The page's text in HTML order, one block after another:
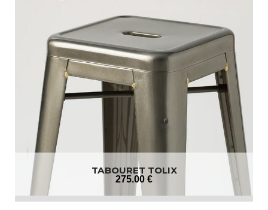
TABOURET TOLIX
275.00 €